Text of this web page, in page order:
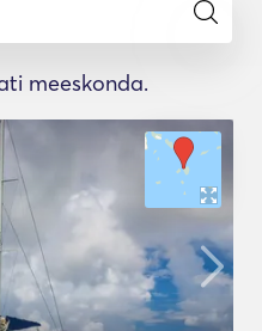
meeskonda.